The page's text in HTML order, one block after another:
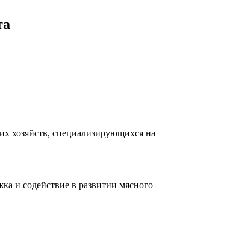
хозяйств, специализирующихся на
и содействие в развитии мясного